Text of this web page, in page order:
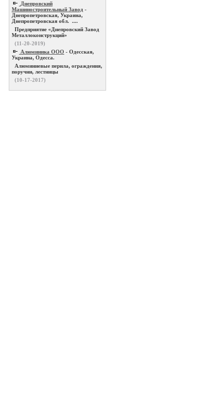
Днепровский
Машиностроительный Завод -
Днепропетровская, Украина,
Днепропетровская обл. ....
Предприятие «Днепровский Завод
Металлоконструкций»
(11-20-2019)
Алюминика ООО - Одесская,
Украина, Одесса.
Алюминиевые перила, ограждения,
поручни, лестницы
(10-17-2017)